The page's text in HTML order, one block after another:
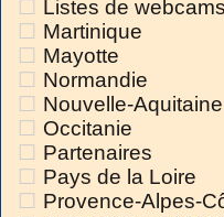
Listes de webcams
Martinique
Mayotte
Normandie
Nouvelle-Aquitaine
Occitanie
Partenaires
Pays de la Loire
Provence-Alpes-